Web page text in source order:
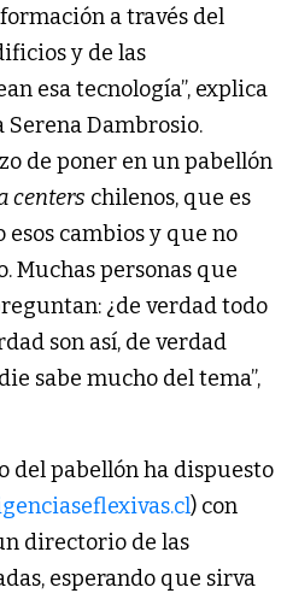
a través del
y de las
esa tecnología”, explica
Dambrosio.
de poner en un pabellón
centers chilenos, que es
cambios y que no
Muchas personas que
¿de verdad todo
son así, de verdad
sabe mucho del tema”,
del pabellón ha dispuesto
) con
directorio de las
esperando que sirva